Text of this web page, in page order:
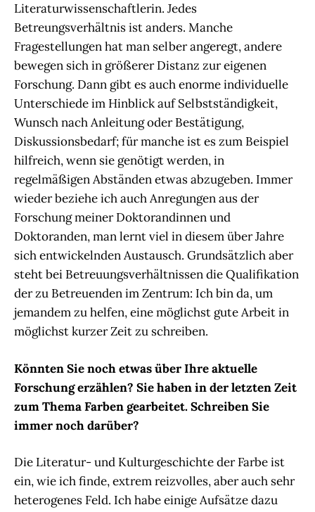
Literaturwissenschaftlerin. Jedes
Betreungsverhältnis ist anders. Manche
Fragestellungen hat man selber angeregt, andere
bewegen sich in größerer Distanz zur eigenen
Forschung. Dann gibt es auch enorme individuelle
Unterschiede im Hinblick auf Selbstständigkeit,
Wunsch nach Anleitung oder Bestätigung,
Diskussionsbedarf; für manche ist es zum Beispiel
hilfreich, wenn sie genötigt werden, in
regelmäßigen Abständen etwas abzugeben. Immer
wieder beziehe ich auch Anregungen aus der
Forschung meiner Doktorandinnen und
Doktoranden, man lernt viel in diesem über Jahre
sich entwickelnden Austausch. Grundsätzlich aber
steht bei Betreuungsverhältnissen die Qualifikation
der zu Betreuenden im Zentrum: Ich bin da, um
jemandem zu helfen, eine möglichst gute Arbeit in
möglichst kurzer Zeit zu schreiben.
Könnten Sie noch etwas über Ihre aktuelle
Forschung erzählen? Sie haben in der letzten Zeit
zum Thema Farben gearbeitet. Schreiben Sie
immer noch darüber?
Die Literatur- und Kulturgeschichte der Farbe ist
ein, wie ich finde, extrem reizvolles, aber auch sehr
heterogenes Feld. Ich habe einige Aufsätze dazu